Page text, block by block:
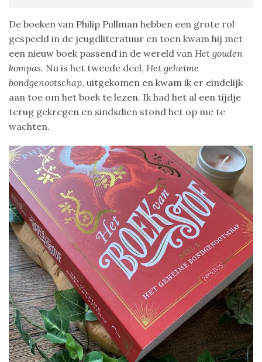
De boeken van Philip Pullman hebben een grote rol
gespeeld in de jeugdliteratuur en toen kwam hij met
een nieuw boek passend in de wereld van Het gouden
kompas. Nu is het tweede deel, Het geheime
bondgenootschap, uitgekomen en kwam ik er eindelijk
aan toe om het boek te lezen. Ik had het al een tijdje
terug gekregen en sindsdien stond het op me te
wachten.